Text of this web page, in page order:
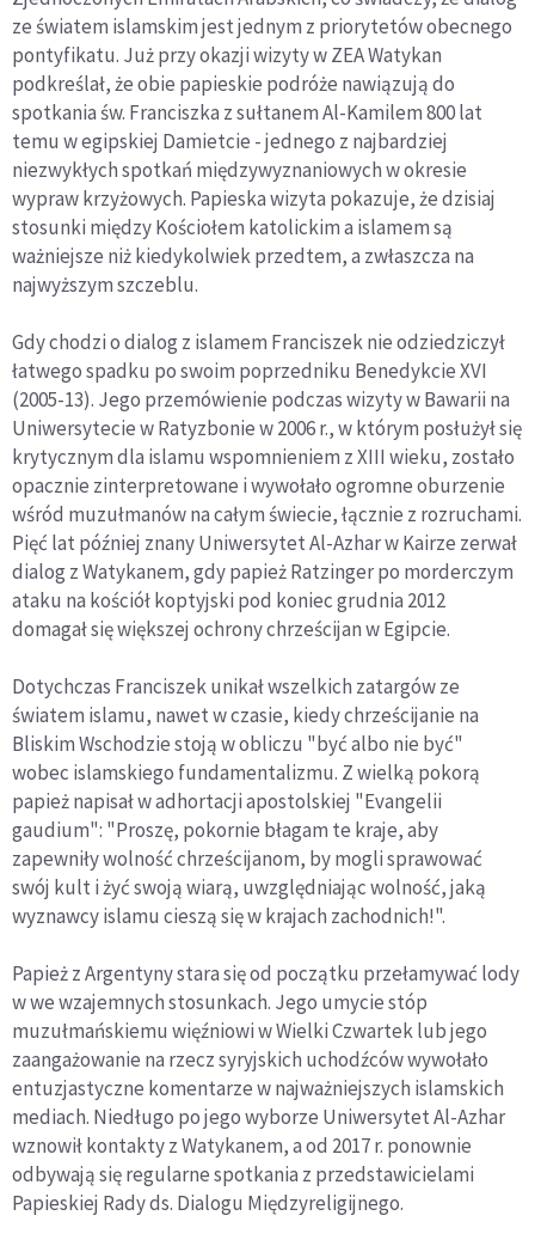
ze światem islamskim jest jednym z priorytetów obecnego
pontyfikatu. Już przy okazji wizyty w ZEA Watykan
podkreślał, że obie papieskie podróże nawiązują do
spotkania św. Franciszka z sułtanem Al-Kamilem 800 lat
temu w egipskiej Damietcie - jednego z najbardziej
niezwykłych spotkań międzywyznaniowych w okresie
wypraw krzyżowych. Papieska wizyta pokazuje, że dzisiaj
stosunki między Kościołem katolickim a islamem są
ważniejsze niż kiedykolwiek przedtem, a zwłaszcza na
najwyższym szczeblu.
Gdy chodzi o dialog z islamem Franciszek nie odziedziczył
łatwego spadku po swoim poprzedniku Benedykcie XVI
(2005-13). Jego przemówienie podczas wizyty w Bawarii na
Uniwersytecie w Ratyzbonie w 2006 r., w którym posłużył się
krytycznym dla islamu wspomnieniem z XIII wieku, zostało
opacznie zinterpretowane i wywołało ogromne oburzenie
wśród muzułmanów na całym świecie, łącznie z rozruchami.
Pięć lat później znany Uniwersytet Al-Azhar w Kairze zerwał
dialog z Watykanem, gdy papież Ratzinger po morderczym
ataku na kościół koptyjski pod koniec grudnia 2012
domagał się większej ochrony chrześcijan w Egipcie.
Dotychczas Franciszek unikał wszelkich zatargów ze
światem islamu, nawet w czasie, kiedy chrześcijanie na
Bliskim Wschodzie stoją w obliczu "być albo nie być"
wobec islamskiego fundamentalizmu. Z wielką pokorą
papież napisał w adhortacji apostolskiej "Evangelii
gaudium": "Proszę, pokornie błagam te kraje, aby
zapewniły wolność chrześcijanom, by mogli sprawować
swój kult i żyć swoją wiarą, uwzględniając wolność, jaką
wyznawcy islamu cieszą się w krajach zachodnich!".
Papież z Argentyny stara się od początku przełamywać lody
w we wzajemnych stosunkach. Jego umycie stóp
muzułmańskiemu więźniowi w Wielki Czwartek lub jego
zaangażowanie na rzecz syryjskich uchodźców wywołało
entuzjastyczne komentarze w najważniejszych islamskich
mediach. Niedługo po jego wyborze Uniwersytet Al-Azhar
wznowił kontakty z Watykanem, a od 2017 r. ponownie
odbywają się regularne spotkania z przedstawicielami
Papieskiej Rady ds. Dialogu Międzyreligijnego.